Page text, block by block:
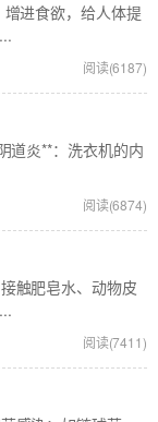
进食欲，给人体提
阅读(6187)
阅读(6874)
阅读(7411)